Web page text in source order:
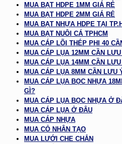
MUA BẠT HDPE 1MM GIÁ RẺ
MUA BẠT HDPE 2MM GIÁ RẺ
MUA BẠT NHỰA HDPE TẠI
MUA BẠT NUÔI CÁ TPHCM
MUA CÁP LÕI THÉP PHI 40
MUA CÁP LỤA 12MM CẦN
MUA CÁP LỤA 14MM CẦN
MUA CÁP LỤA 8MM CẦN LƯU
MUA CÁP LỤA BỌC NHỰA
GÌ?
MUA CÁP LỤA BỌC NHỰA Ở
MUA CÁP LỤA Ở ĐÂU
MUA CÁP NHỰA
MUA CỎ NHÂN TẠO
MUA LƯỚI CHE CHẮN